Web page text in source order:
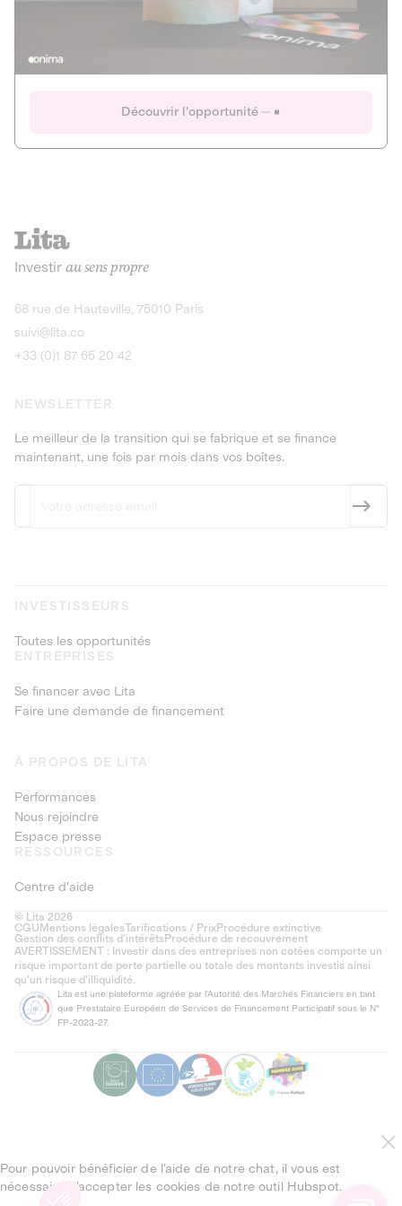
IR 50% JEIR
Découvrir l'opportunité
Ouverture imminente
Onima
CAPITAL INVESTISSEMENT MIEUX MANGER
AGRICULTURE ET ALIMENTATION
Actions
Gain potentiel
Découvrir l'opportunité
Investir au sens propre
68 rue de Hauteville, 75010 Paris
suivi@lita.co
+33 (0)1 87 65 20 42
NEWSLETTER
Le meilleur de la transition qui se fabrique et se finance
maintenant, une fois par mois dans vos boîtes.
INVESTISSEURS
Toutes les opportunités
ENTREPRISES
Se financer avec Lita
Faire une demande de financement
À PROPOS DE LITA
Performances
Nous rejoindre
Espace presse
RESSOURCES
Centre d'aide
© Lita 2026
CGU Mentions légalesTarifications / PrixProcédure extinctive
Gestion des conflits d’intérêtsProcédure de recouvrement
AVERTISSEMENT : Investir dans des entreprises non cotées comporte un
risque important de perte partielle ou totale des montants investis ainsi
qu'un risque d'illiquidité.
Lita est une plateforme agréée par l'Autorité des Marchés Financiers en tant
que Prestataire Européen de Services de Financement Participatif sous le N°
FP-2023-27.
Pour pouvoir bénéficier de l’aide de notre chat, il vous est
nécessaire d’accepter les cookies de notre outil Hubspot.